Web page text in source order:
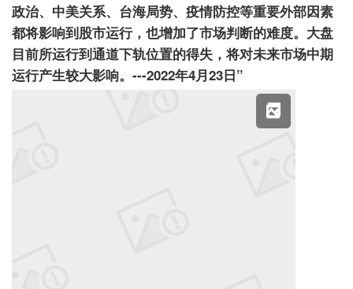
政治、中美关系、台海局势、疫情防控等重要外部因素
都将影响到股市运行，也增加了市场判断的难度。大盘
目前所运行到通道下轨位置的得失，将对未来市场中期
运行产生较大影响。---2022年4月23日”
X